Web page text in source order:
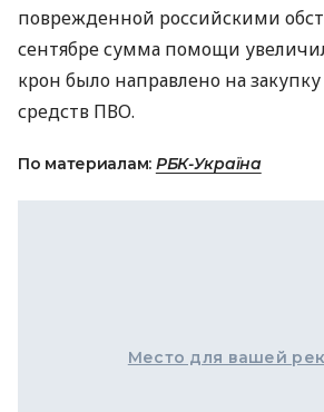
поврежденной российскими
сентябре сумма помощи
крон было направлено на
средств ПВО.
По материалам: РБК-Україна
Место для вашей